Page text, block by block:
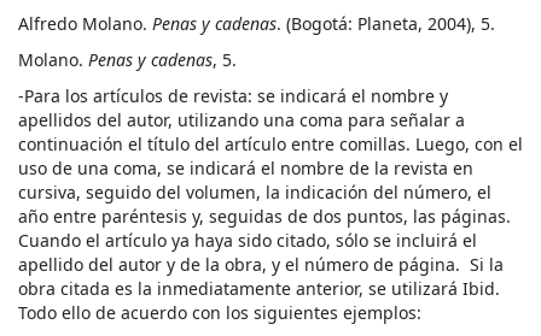
Alfredo Molano. Penas y cadenas. (Bogotá: Planeta, 2004), 5.
Molano. Penas y cadenas, 5.
-Para los artículos de revista: se indicará el nombre y
apellidos del autor, utilizando una coma para señalar a
continuación el título del artículo entre comillas. Luego, con el
uso de una coma, se indicará el nombre de la revista en
cursiva, seguido del volumen, la indicación del número, el
año entre paréntesis y, seguidas de dos puntos, las páginas.
Cuando el artículo ya haya sido citado, sólo se incluirá el
apellido del autor y de la obra, y el número de página. Si la
obra citada es la inmediatamente anterior, se utilizará Ibid.
Todo ello de acuerdo con los siguientes ejemplos: